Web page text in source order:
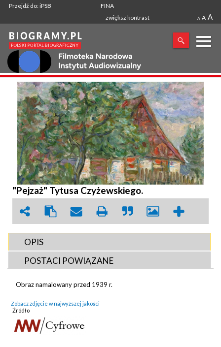
Przejdź do: iPSB
FINA
zwiększ kontrast
A A A
X
SZUKANA FRAZA
"Pejzaż" Tytusa Czyżewskiego.
OPIS
POSTACI POWIĄZANE
Obraz namalowany przed 1939 r.
Zobacz zdjęcie w najwyższej jakości
Źródło